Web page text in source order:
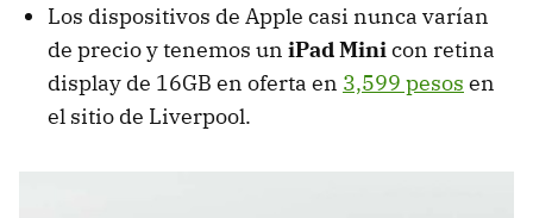
Los dispositivos de Apple casi nunca varían
de precio y tenemos un iPad Minicon retina
display de 16GB en oferta en 3,599 pesos en
el sitio de Liverpool.